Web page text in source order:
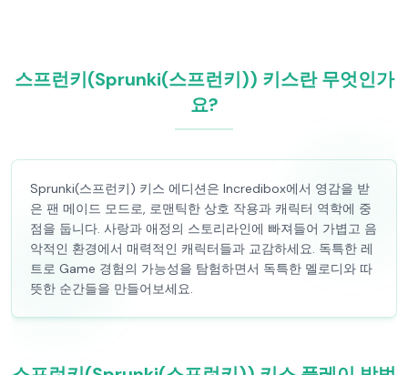
스프런키(Sprunki(스프런키)) 키스란 무엇인가
요?
Sprunki(스프런키) 키스 에디션은 Incredibox에서 영감을 받
은 팬 메이드 모드로, 로맨틱한 상호 작용과 캐릭터 역학에 중
점을 둡니다. 사랑과 애정의 스토리라인에 빠져들어 가볍고 음
악적인 환경에서 매력적인 캐릭터들과 교감하세요. 독특한 레
트로 Game 경험의 가능성을 탐험하면서 독특한 멜로디와 따
뜻한 순간들을 만들어보세요.